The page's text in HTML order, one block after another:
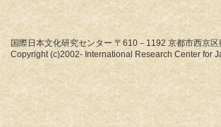
国際日本文化研究センター 〒610－1192 京都市西京
Copyright (c)2002- International Research Center for